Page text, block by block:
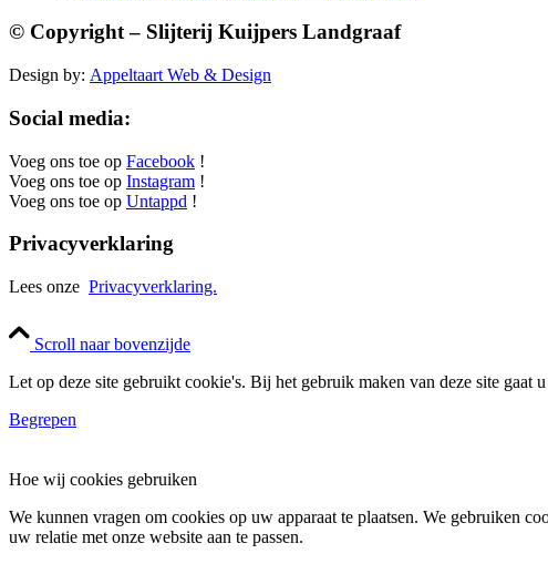
© Copyright – Slijterij Kuijpers Landgraaf
Design by: Appeltaart Web & Design
Social media:
Voeg ons toe op Facebook !
Voeg ons toe op Instagram !
Voeg ons toe op Untappd !
Privacyverklaring
Lees onze Privacyverklaring.
Scroll naar bovenzijde
Let op deze site gebruikt cookie's. Bij het gebruik maken van deze site gaat
Begrepen
Hoe wij cookies gebruiken
We kunnen vragen om cookies op uw apparaat te plaatsen. We gebruiken
uw relatie met onze website aan te passen.